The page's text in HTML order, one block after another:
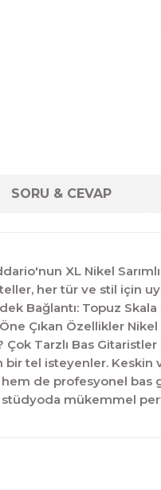
SORU & CEVAP
XL Nikel
her tür ve stil için
Bağlantı: Topuz
Çıkan Özellikler
Tarzlı Bas
bir tel isteyenler.
de profesyonel
mükemmel